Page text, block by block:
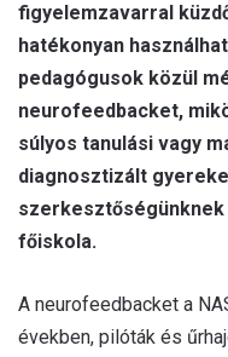
figyelemzavarral
hatékonyan
pedagógusok közül
neurofeedbacket,
súlyos tanulási vagy
diagnosztizált
főiskola.
A neurofeedbacket a
években, pilóták és